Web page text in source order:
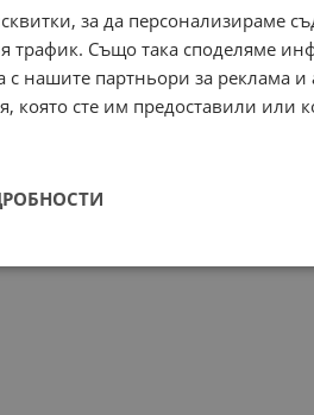
за да персонализираме
трафик. Също така споделяме
с нашите партньори за реклама
която сте им предоставили или